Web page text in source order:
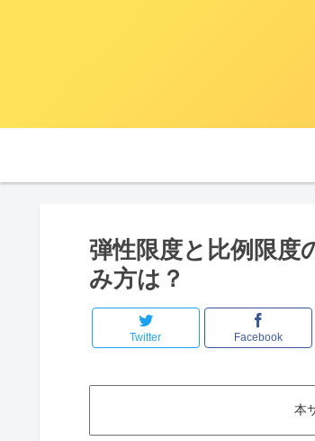
弾性限度と比例限度
み方は？
Twitter Facebook
本